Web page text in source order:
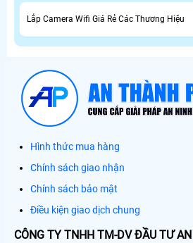
Lắp Camera Wifi Giá Rẻ Các Thương Hiệu
Hình thức mua hàng
Chính sách giao nhận
Chính sách bảo mật
Điều kiện giao dịch chung
CÔNG TY TNHH TM-DV ĐẦU TƯ